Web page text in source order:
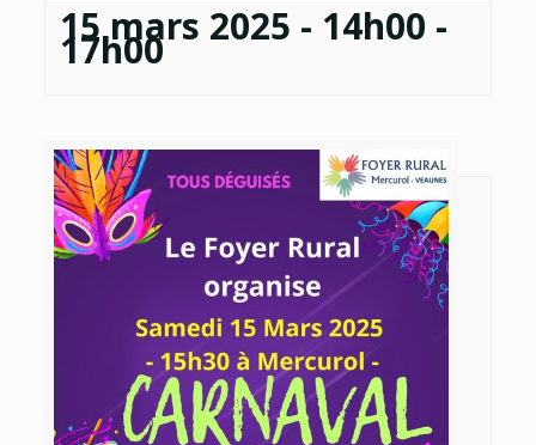
15 mars 2025 - 14h00 -
17h00